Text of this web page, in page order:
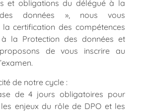
et obligations du délégué à la
données », nous vous
certification des compétences
la Protection des données et
de vous inscrire au
de notre cycle :
de 4 jours obligatoires pour
enjeux du rôle de DPO et les